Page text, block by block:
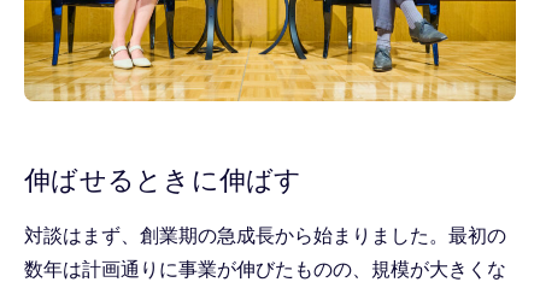
伸ばせるときに伸ばす
対談はまず、創業期の急成長から始まりました。最初の
数年は計画通りに事業が伸びたものの、規模が大きくな